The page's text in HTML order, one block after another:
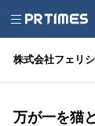
株式会社フェリ
万が一を猫